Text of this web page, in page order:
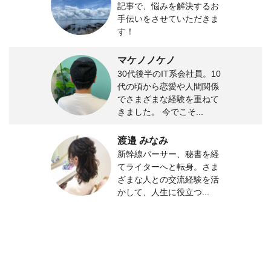
記事で、悩みを解決するお
手伝いをさせていただきま
す！
マケノノケノ
30代後半のIT系会社員。10
代の頃から恋愛や人間関係
でさまざまな経験を重ねて
きました。 今でこそ...
渡邉 みなみ
新幹線パーサー、秘書を経
てライターへと転身。さま
ざまな人との交流経験を活
かして、人生に役立つ...